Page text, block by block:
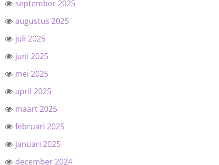
september 2025
augustus 2025
juli 2025
juni 2025
mei 2025
april 2025
maart 2025
februari 2025
januari 2025
december 2024